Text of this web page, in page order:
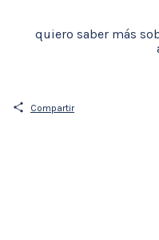
quiero saber más
Compartir